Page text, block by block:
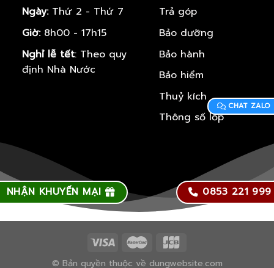
Ngày:Thứ 2 - Thứ 7
Giờ:8h00 - 17h15
Nghỉ lễ tết: Theo quy
định Nhà Nước
Trả góp
Bảo dưỡng
Bảo hành
Bảo hiểm
Thuỷ kích
Thông số lốp
0853 221 999
CHAT ZALO
NHẬN KHUYẾN MẠI
© Bản quyền thuộc về dungwebsite.com